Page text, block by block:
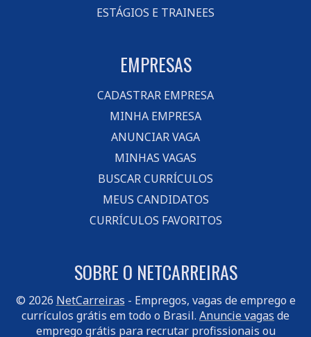
ESTÁGIOS E TRAINEES
EMPRESAS
CADASTRAR EMPRESA
MINHA EMPRESA
ANUNCIAR VAGA
MINHAS VAGAS
BUSCAR CURRÍCULOS
MEUS CANDIDATOS
CURRÍCULOS FAVORITOS
SOBRE O NETCARREIRAS
© 2026 NetCarreiras - Empregos, vagas de emprego e
currículos grátis em todo o Brasil. Anuncie vagas de
emprego grátis para recrutar profissionais ou